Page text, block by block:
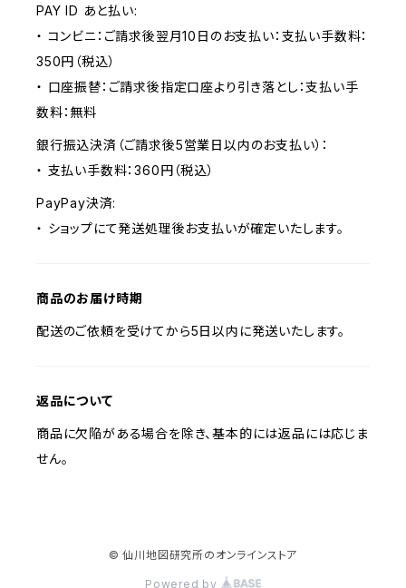
PAY ID あと払い:
・ コンビニ：ご請求後翌月10日のお支払い：支払い手数料：
350円（税込）
・ 口座振替：ご請求後指定口座より引き落とし：支払い手
数料：無料
銀行振込決済（ご請求後5営業日以内のお支払い）：
・ 支払い手数料：360円（税込）
PayPay決済:
・ ショップにて発送処理後お支払いが確定いたします。
商品のお届け時期
配送のご依頼を受けてから5日以内に発送いたします。
返品について
商品に欠陥がある場合を除き、基本的には返品には応じま
せん。
© 仙川地図研究所のオンラインストア
Powered by